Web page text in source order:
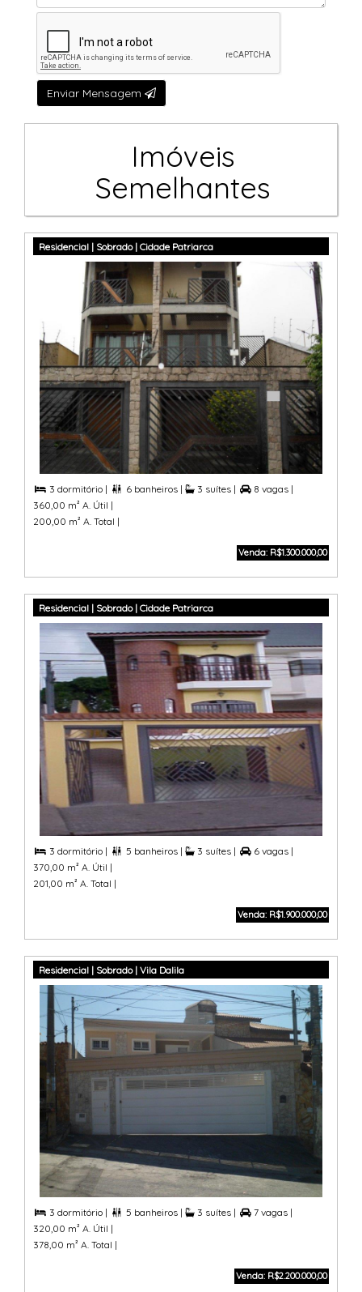
Enviar Mensagem
Imóveis
Semelhantes
Residencial | Sobrado | Cidade Patriarca
 3 dormitório |  6 banheiros | 3 suítes |  8 vagas |
360,00 m² A. Útil |
200,00 m² A. Total |
Venda: R$1.300.000,00
Residencial | Sobrado | Cidade Patriarca
 3 dormitório |  5 banheiros | 3 suítes |  6 vagas |
370,00 m² A. Útil |
201,00 m² A. Total |
Venda: R$1.900.000,00
Residencial | Sobrado | Vila Dalila
 3 dormitório |  5 banheiros | 3 suítes |  7 vagas |
320,00 m² A. Útil |
378,00 m² A. Total |
Venda: R$2.200.000,00